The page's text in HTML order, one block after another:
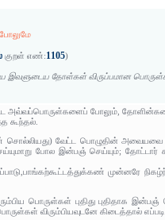
குறள் எண்:1105)
இவளுடைய தோள்கள் விருப்பமான
அவ்வப்பொருள்களைப் போலும்,
கூந்தல்.
சொல்லியது) வேட்ட பொழுதின்
போல இன்பஞ் செய்யும்; தோட்டார்
முன்னரே
விரும்பிய பொருள்கள் புதிது
விரும்பியவுடனே கிடைத்தால்